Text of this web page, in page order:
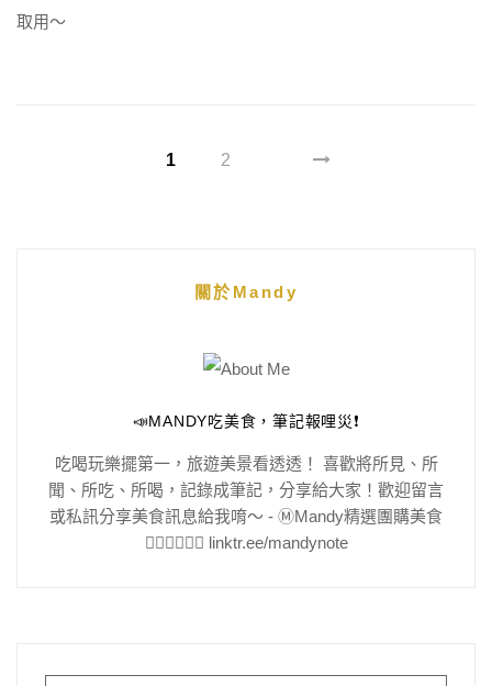
取用～
1 2
關於Mandy
📣MANDY吃美食，筆記報哩災❗️
吃喝玩樂擺第一，旅遊美景看透透！ 喜歡將所見、所
聞、所吃、所喝，記錄成筆記，分享給大家！歡迎留言
或私訊分享美食訊息給我唷～ - Ⓜ️Mandy精選團購美食
👇🏻👇🏻👇🏻 linktr.ee/mandynote